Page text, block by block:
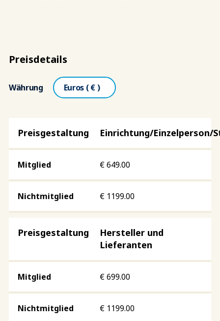
Preisdetails
Währung
Einrichtung/Einzelperson/
€649.00
€ 1199.00
Hersteller und
Lieferanten
€699.00
€ 1199.00